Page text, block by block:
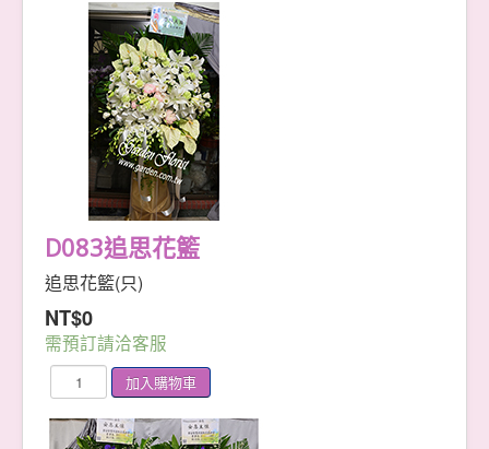
D083追思花籃
追思花籃(只)
NT$0
需預訂請洽客服